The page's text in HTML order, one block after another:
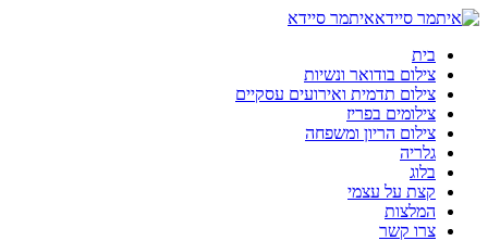
איתמר סיידא
בית
צילום בודואר ונשיות
צילום תדמית ואירועים עסקיים
צילומים בפריז
צילום הריון ומשפחה
גלריה
בלוג
קצת על עצמי
המלצות
צרו קשר